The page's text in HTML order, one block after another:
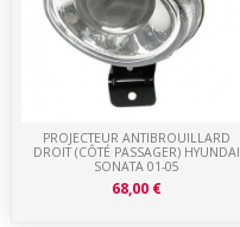
PROJECTEUR ANTIBROUILLARD
DROIT (CÔTÉ PASSAGER) HYUNDAI
SONATA 01-05
68,00 €